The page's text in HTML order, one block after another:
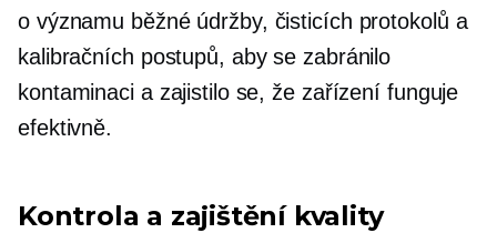
o významu běžné údržby, čisticích protokolů a
kalibračních postupů, aby se zabránilo
kontaminaci a zajistilo se, že zařízení funguje
efektivně.
Kontrola a zajištění kvality